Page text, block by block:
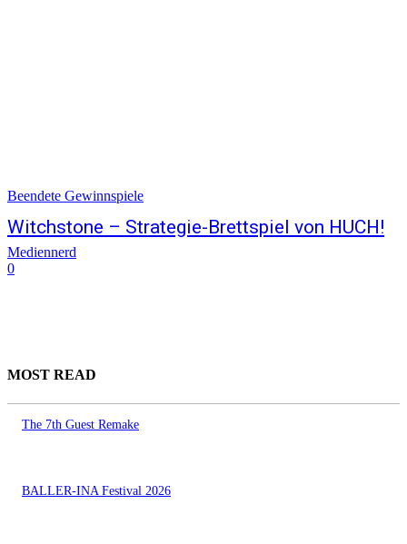
Beendete Gewinnspiele
Witchstone – Strategie-Brettspiel von HUCH!
Mediennerd
0
MOST READ
The 7th Guest Remake
BALLER-INA Festival 2026